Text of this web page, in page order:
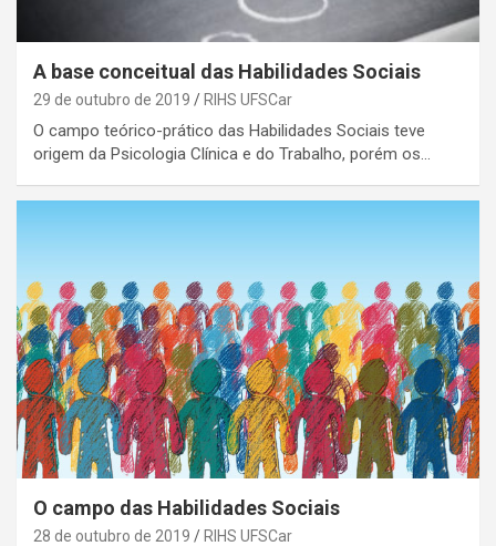
A base conceitual das Habilidades Sociais
29 de outubro de 2019 RIHS UFSCar
O campo teórico-prático das Habilidades Sociais teve
origem da Psicologia Clínica e do Trabalho, porém os…
O campo das Habilidades Sociais
28 de outubro de 2019 RIHS UFSCar